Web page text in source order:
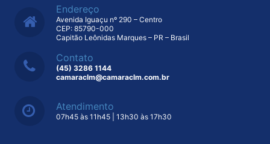
Endereço
Avenida Iguaçu nº 290 – Centro
CEP: 85790-000
Capitão Leônidas Marques – PR – Brasil
Contato
(45) 3286 1144
camaraclm@camaraclm.com.br
Atendimento
07h45 às 11h45 | 13h30 às 17h30